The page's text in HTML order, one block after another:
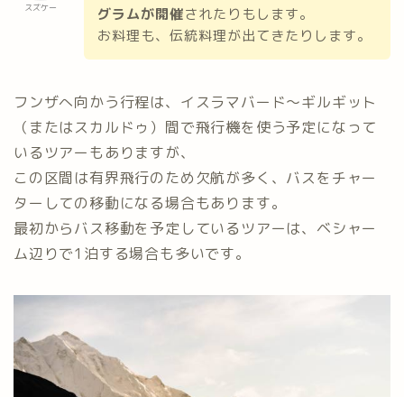
スズケー
グラムが開催されたりもします。
お料理も、伝統料理が出てきたりします。
フンザへ向かう行程は、イスラマバード〜ギルギット
（またはスカルドゥ）間で飛行機を使う予定になって
いるツアーもありますが、
この区間は有界飛行のため欠航が多く、バスをチャー
ターしての移動になる場合もあります。
最初からバス移動を予定しているツアーは、ベシャー
ム辺りで1泊する場合も多いです。